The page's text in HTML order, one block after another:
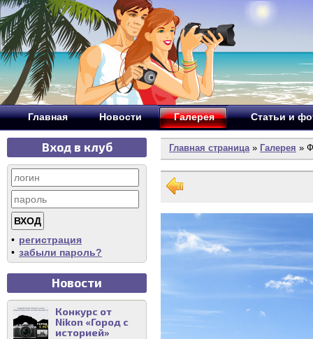
Главная Новости Галерея Статьи и
Вход в клуб
• регистрация
• забыли пароль?
Новости
Конкурс от
Nikon «Город с
историей»
Главная страница» Галерея »